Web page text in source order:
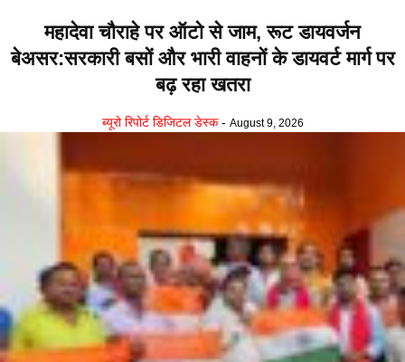
महादेवा चौराहे पर ऑटो से जाम, रूट डायवर्जन
बेअसर:सरकारी बसों और भारी वाहनों के डायवर्ट मार्ग पर
बढ़ रहा खतरा
ब्यूरो रिपोर्ट डिजिटल डेस्क - August 9, 2026